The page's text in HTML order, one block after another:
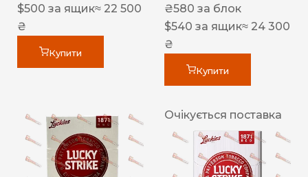
$500 за ящик≈ 22 500
₴
Купити
₴580 за блок
$540 за ящик≈ 24 300
₴
Купити
Очікується поставка